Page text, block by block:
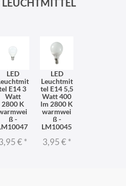
LEUCHTMITTEL
LED
E14 3
Watt
2800 K
ß -
€*
LED
Leuchtmit
tel E14 5,5
Watt 400
lm 2800 K
warmwei
ß -
LM10045
3,95 €*